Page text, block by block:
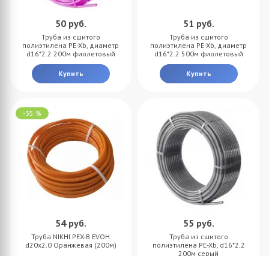
50 руб.
Труба из сшитого
полиэтилена PE-Xb, диаметр
d16*2.2 200м фиолетовый
Купить
51 руб.
Труба из сшитого
полиэтилена PE-Xb, диаметр
d16*2.2 500м фиолетовый
Купить
-35 %
54 руб.
Труба NIKHI PEX-B EVOH
d20x2.0 Оранжевая (200м)
55 руб.
Труба из сшитого
полиэтилена PE-Xb, d16*2.2
200м серый